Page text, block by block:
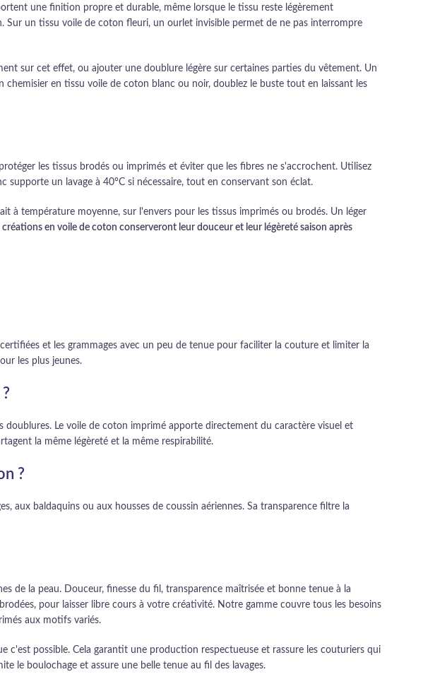
une finition propre et durable, même lorsque le tissu reste légèrement
un tissu voile de coton fleuri, un ourlet invisible permet de ne pas interrompre
sur cet effet, ou ajouter une doublure légère sur certaines parties du vêtement. Un
en tissu voile de coton blanc ou noir, doublez le buste tout en laissant les
les tissus brodés ou imprimés et éviter que les fibres ne s'accrochent. Utilisez
supporte un lavage à 40°C si nécessaire, tout en conservant son éclat.
à température moyenne, sur l'envers pour les tissus imprimés ou brodés. Un léger
en voile de coton conserveront leur douceur et leur légèreté saison après
et les grammages avec un peu de tenue pour faciliter la couture et limiter la
les plus jeunes.
Le voile de coton imprimé apporte directement du caractère visuel et
la même légèreté et la même respirabilité.
?
aux baldaquins ou aux housses de coussin aériennes. Sa transparence filtre la
de la peau. Douceur, finesse du fil, transparence maîtrisée et bonne tenue à la
pour laisser libre cours à votre créativité. Notre gamme couvre tous les besoins
aux motifs variés.
c'est possible. Cela garantit une production respectueuse et rassure les couturiers qui
le boulochage et assure une belle tenue au fil des lavages.